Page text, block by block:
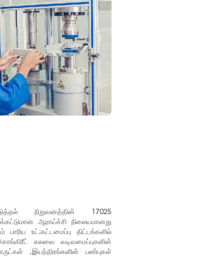
நிறுவனத்தின் 17025
ஆராய்ச்சி நிலையமானது
உட்;கட்டமைப்பு திட்டங்களில்
கலவை வடிவமைப்புகளின்
,இயந்திரங்களின் பண்புகள்